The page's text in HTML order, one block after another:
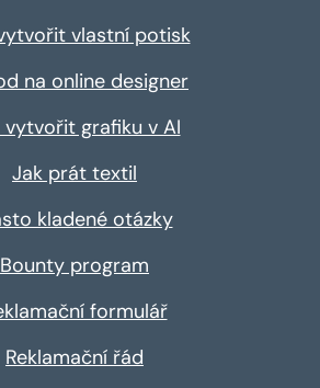
vlastní potisk
na online designer
vytvořit grafiku v AI
Jak prát textil
kladené otázky
Bounty program
formulář
Reklamační řád